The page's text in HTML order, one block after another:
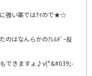
に強い薬ではﾅｲので★☆
のはなんらかのｱﾚﾙｷﾞｰ反
もできますょ♪v(*&#039;-